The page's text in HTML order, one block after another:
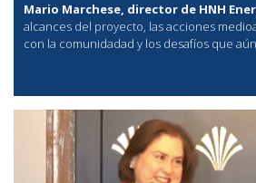
Mario Marchese, director de HNH
alcances del proyecto, las acciones
con la comunidadad y los desafíos que